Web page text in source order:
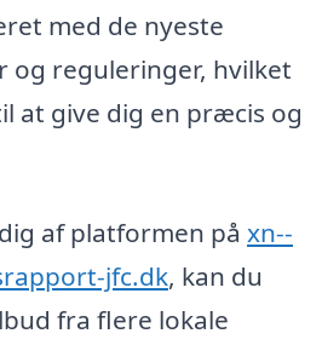
med de nyeste
og reguleringer, hvilket
at give dig en præcis og
af platformen på xn--
jfc.dk, kan du
fra flere lokale